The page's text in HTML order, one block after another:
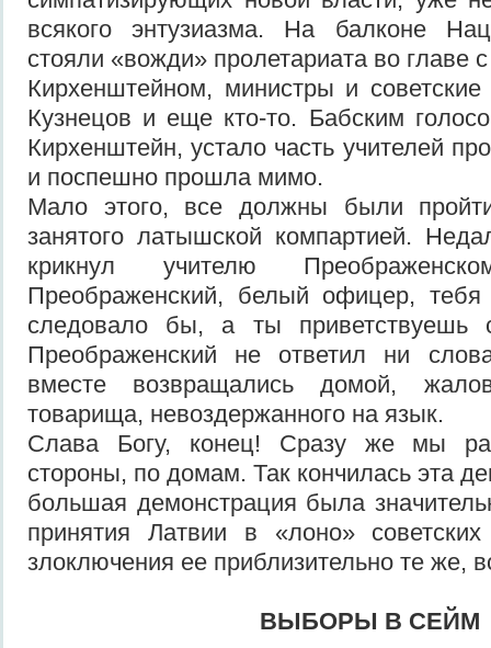
всякого энтузиазма. На балконе
стояли «вожди» пролетариата во главе
Кирхенштейном, министры и советские
Кузнецов и еще кто-то. Бабским
Кирхенштейн, устало часть учителей
и поспешно прошла мимо.
Мало этого, все должны были
занятого латышской компартией.
крикнул учителю
Преображенский, белый офицер, тебя
следовало бы, а ты приветствуешь
Преображенский не ответил ни
вместе возвращались домой,
товарища, невоздержанного на язык.
Слава Богу, конец! Сразу же мы
стороны, по домам. Так кончилась эта
большая демонстрация была
принятия Латвии в «лоно»
злоключения ее приблизительно те же,
ВЫБОРЫ В СЕЙМ